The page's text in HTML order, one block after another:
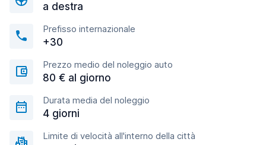
a destra
Prefisso internazionale
+30
Prezzo medio del noleggio auto
80 € al giorno
Durata media del noleggio
4 giorni
Limite di velocità all'interno della città